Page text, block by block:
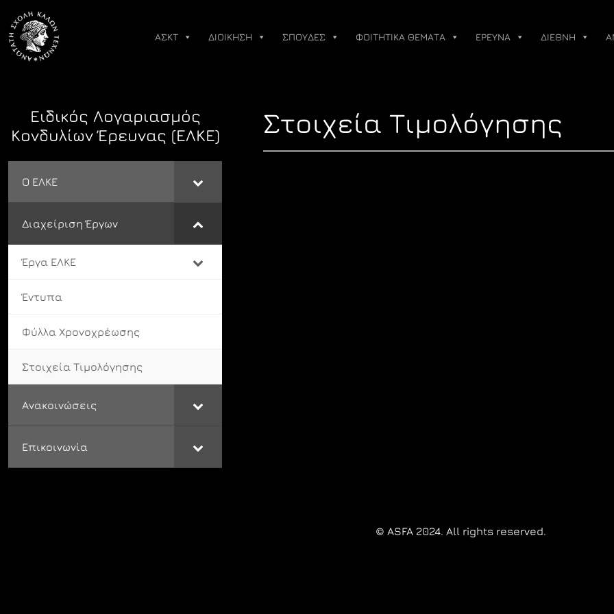
content
ΑΣΚΤ ΔΙΟΙΚΗΣΗ ΣΠΟΥΔΕΣ ΦΟΙΤΗΤΙΚΑ ΘΕΜΑΤΑ ΕΡΕΥΝΑ ΔΙΕΘΝΗ
Ειδικός Λογαριασμός
Κονδυλίων Έρευνας (ΕΛΚΕ)
Ο ΕΛΚΕ
Διαχείριση Έργων
Έργα ΕΛΚΕ
Έντυπα
Φύλλα Χρονοχρέωσης
Στοιχεία Τιμολόγησης
Ανακοινώσεις
Επικοινωνία
Στοιχεία Τιμολόγησης
© ASFA 2024. All rights reserved.